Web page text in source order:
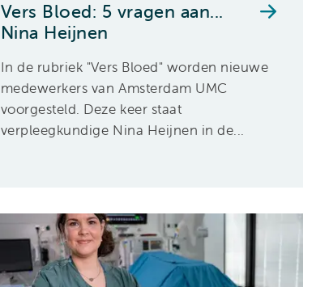
Vers Bloed: 5 vragen aan...
Nina Heijnen
In de rubriek "Vers Bloed" worden nieuwe
medewerkers van Amsterdam UMC
voorgesteld. Deze keer staat
verpleegkundige Nina Heijnen in de...